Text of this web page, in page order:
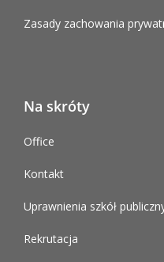
Zasady zachowania
Na skróty
Office
Kontakt
Uprawnienia szkół
Rekrutacja